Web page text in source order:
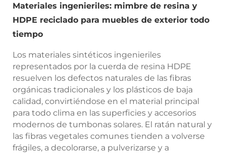
Materiales ingenieriles: mimbre de resina y
HDPE reciclado para muebles de exterior todo
tiempo
Los materiales sintéticos ingenieriles
representados por la cuerda de resina HDPE
resuelven los defectos naturales de las fibras
orgánicas tradicionales y los plásticos de baja
calidad, convirtiéndose en el material principal
para todo clima en las superficies y accesorios
modernos de tumbonas solares. El ratán natural y
las fibras vegetales comunes tienden a volverse
frágiles, a decolorarse, a pulverizarse y a